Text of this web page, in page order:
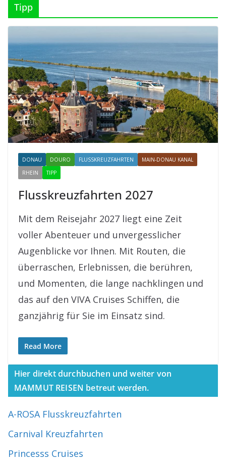
Tipp
DONAU DOURO FLUSSKREUZFAHRTEN
MAIN-DONAU KANAL
RHEIN
TIPP
Flusskreuzfahrten 2027
Mit dem Reisejahr 2027 liegt eine Zeit
voller Abenteuer und unvergesslicher
Augenblicke vor Ihnen. Mit Routen, die
überraschen, Erlebnissen, die berühren,
und Momenten, die lange nachklingen und
das auf den VIVA Cruises Schiffen, die
ganzjährig für Sie im Einsatz sind.
Read More
Hier direkt durchbuchen und weiter von
MAMMUT REISEN betreut werden.
A-ROSA Flusskreuzfahrten
Carnival Kreuzfahrten
Princesss Cruises